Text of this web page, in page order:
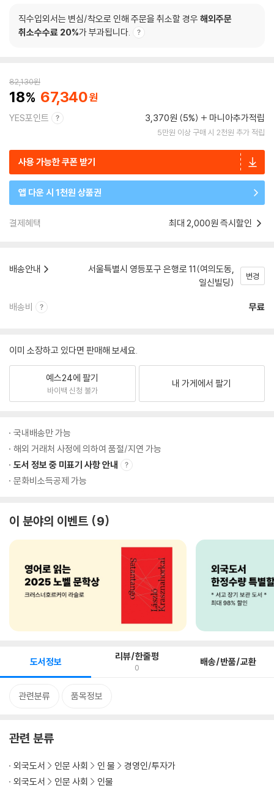
직수입외서는 변심/착오로 인해 주문을 취소할 경우 해외주문
취소수수료 20%가 부과됩니다.
82,130원
18 67,340
YES포인트 3,370원 (5%) 마니아추가적립
5만원 이상 구매 시 2천원 추가 적립
사용 가능한 쿠폰 받기
앱 다운 시 1천원 상품권
결제혜택 최대 2,000원 즉시할인
배송안내
서울특별시 영등포구 은행로 11(여의도동,
일신빌딩)
변경
배송비 무료
이미 소장하고 있다면 판매해 보세요.
예스24에 팔기
바이백 신청 불가
내 가게에서 팔기
국내배송만 가능
해외 거래처 사정에 의하여 품절/지연 가능
도서 정보 중 미표기 사항 안내
문화비소득공제 가능
이 분야의 이벤트 9
도서정보 리뷰/한줄평
0 배송/반품/교환
관련분류 품목정보
관련 분류
외국도서 인문 사회 인 물
경영인/투자가
외국도서
인문 사회 인물